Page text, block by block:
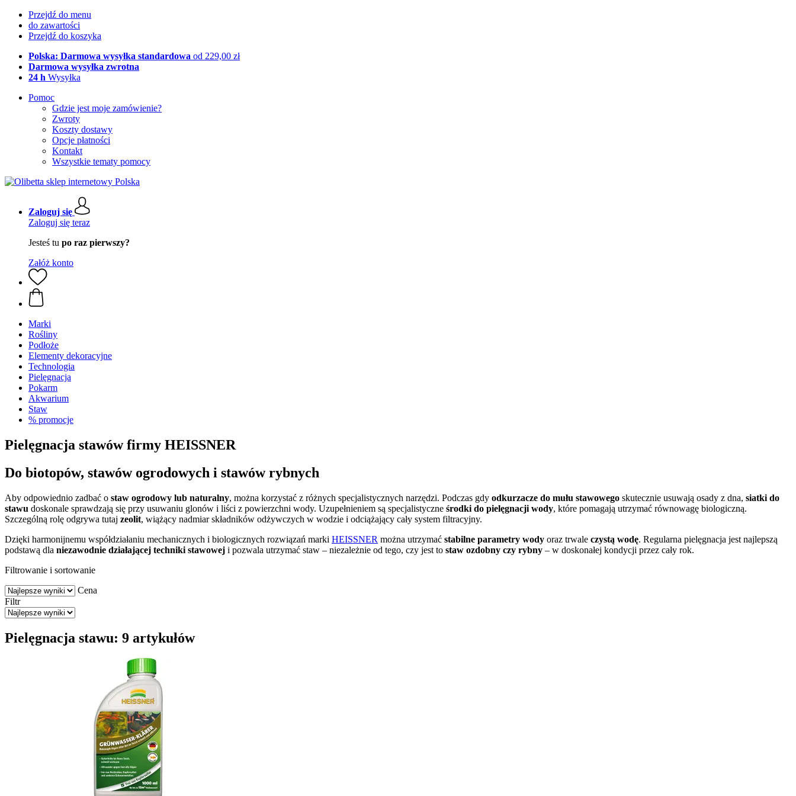
Przejdź do menu
do zawartości
Przejdź do koszyka
Polska: Darmowa wysyłka standardowa od 229,00 zł
Darmowa wysyłka zwrotna
24 h Wysyłka
Pomoc
Gdzie jest moje zamówienie?
Zwroty
Koszty dostawy
Opcje płatności
Kontakt
Wszystkie tematy pomocy
Zaloguj się
Zaloguj się teraz
Jesteś tu po raz pierwszy?
Załóż konto
Marki
Rośliny
Podłoże
Elementy dekoracyjne
Technologia
Pielęgnacja
Pokarm
Akwarium
Staw
% promocje
Pielęgnacja stawów firmy HEISSNER
Do biotopów, stawów ogrodowych i stawów rybnych
Aby odpowiednio zadbać o staw ogrodowy lub naturalny, można korzystać z różnych specjalistycznych narzędzi. Podczas gdy odkurzacze do mułu stawowego skutecznie usuwają osady z dna, siatki do
stawu doskonale sprawdzają się przy usuwaniu glonów i liści z powierzchni wody. Uzupełnieniem są specjalistyczne środki do pielęgnacji wody, które pomagają utrzymać równowagę biologiczną.
Szczególną rolę odgrywa tutaj zeolit, wiążący nadmiar składników odżywczych w wodzie i odciążający cały system filtracyjny.
Dzięki harmonijnemu współdziałaniu mechanicznych i biologicznych rozwiązań marki HEISSNER można utrzymać stabilne parametry wody oraz trwale czystą wodę. Regularna pielęgnacja jest najlepszą
podstawą dla niezawodnie działającej techniki stawowej i pozwala utrzymać staw – niezależnie od tego, czy jest to staw ozdobny czy rybny – w doskonałej kondycji przez cały rok.
Filtrowanie i sortowanie
Cena
Filtr
Pielęgnacja stawu: 9 artykułów